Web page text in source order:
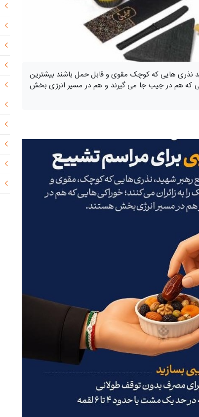
نذری هایی که کوچک مقوی و قابل حمل باشند بیشترین
که هم در جیب جا می گیرند و هم در مسیر انرژی بخش